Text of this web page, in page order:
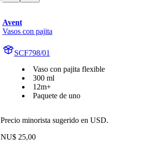
Avent
Vasos con pajita
SCF798/01
Vaso con pajita flexible
300 ml
12m+
Paquete de uno
Precio minorista sugerido en USD.
NU$ 25,00